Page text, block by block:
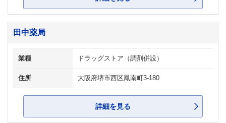
田中薬局
業種 ドラッグストア（調剤併設）
住所 大阪府堺市西区鳳南町3-180
詳細を見る